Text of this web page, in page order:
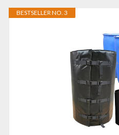
BESTSELLER NO. 3